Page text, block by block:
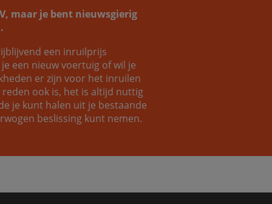
Coen Luc
maar je bent nieuwsgierig
een inruilprijs
een nieuw voertuig of wil je
er zijn voor het inruilen
ook is, het is altijd nuttig
je kunt halen uit je bestaande
beslissing kunt nemen.